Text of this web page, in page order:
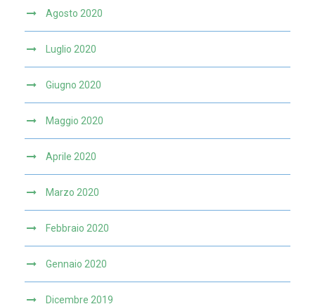
Agosto 2020
Luglio 2020
Giugno 2020
Maggio 2020
Aprile 2020
Marzo 2020
Febbraio 2020
Gennaio 2020
Dicembre 2019